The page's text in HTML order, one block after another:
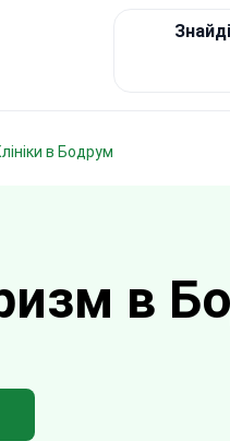
Клініки в Бодрум
в